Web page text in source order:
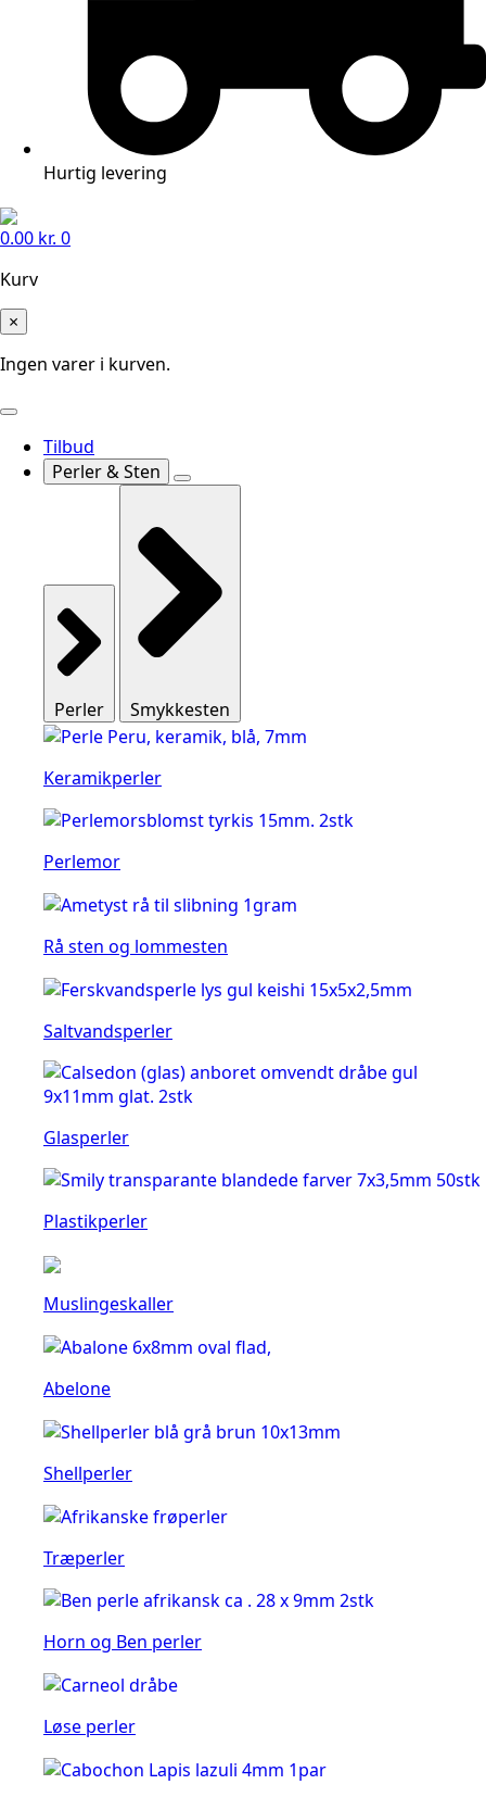
Hurtig levering
0.00 kr. 0
Kurv
×
Ingen varer i kurven.
Tilbud
Perler & Sten
Perler Smykkesten
Keramikperler
Perlemor
Rå sten og lommesten
Saltvandsperler
Glasperler
Plastikperler
Muslingeskaller
Abelone
Shellperler
Træperler
Horn og Ben perler
Løse perler